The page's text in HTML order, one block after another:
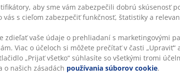
aby sme vám zabezpečili dobrú skúsenosť
s cieľom zabezpečiť funkčnosť, štatistiky a
zdieľať vaše údaje o prehliadaní s marketingovými
Viac o účeloch si môžete prečítať v časti „Upraviť“
„Prijať všetko“ súhlasíte so všetkými tromi
o našich zásadách používania súborov cookie.